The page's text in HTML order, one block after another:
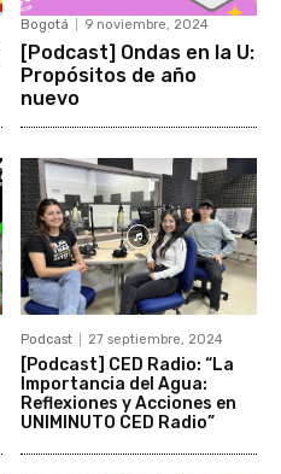
Bogotá 9 noviembre, 2024
[Podcast] Ondas en la U:
Propósitos de año
nuevo
Podcast 27 septiembre, 2024
[Podcast] CED Radio: “La
Importancia del Agua:
Reflexiones y Acciones en
UNIMINUTO CED Radio”